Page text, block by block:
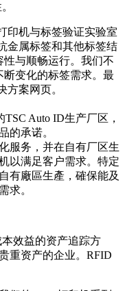
印机与标签验证实验室
金属标签和其他标签结
与顺畅运行。我们不
断变化的标签需求。最
方案网页。
Auto ID生产厂区，
的承诺。
服务，并在自有厂区生
以满足客户需求。特定
有廠區生產，確保能及
求。
效益的资产追踪方
重资产的企业。RFID